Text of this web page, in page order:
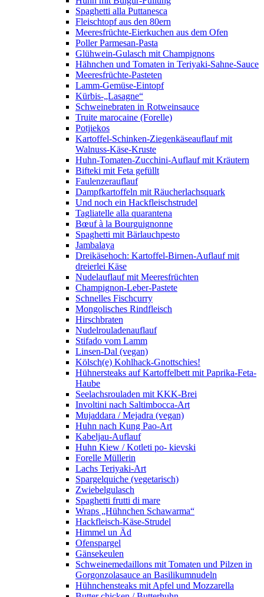
Spaghetti alla Puttanesca
Fleischtopf aus den 80ern
Meeresfrüchte-Eierkuchen aus dem Ofen
Poller Parmesan-Pasta
Glühwein-Gulasch mit Champignons
Hähnchen und Tomaten in Teriyaki-Sahne-Sauce
Meeresfrüchte-Pasteten
Lamm-Gemüse-Eintopf
Kürbis-„Lasagne“
Schweinebraten in Rotweinsauce
Truite marocaine (Forelle)
Potjiekos
Kartoffel-Schinken-Ziegenkäseauflauf mit
Walnuss-Käse-Kruste
Huhn-Tomaten-Zucchini-Auflauf mit Kräutern
Bifteki mit Feta gefüllt
Faulenzerauflauf
Dampfkartoffeln mit Räucherlachsquark
Und noch ein Hackfleischstrudel
Tagliatelle alla quarantena
Bœuf à la Bourguignonne
Spaghetti mit Bärlauchpesto
Jambalaya
Dreikäsehoch: Kartoffel-Birnen-Auflauf mit
dreierlei Käse
Nudelauflauf mit Meeresfrüchten
Champignon-Leber-Pastete
Schnelles Fischcurry
Mongolisches Rindfleisch
Hirschbraten
Nudelrouladenauflauf
Stifado vom Lamm
Linsen-Dal (vegan)
Kölsch(e) Kohlhack-Gnottschies!
Hühnersteaks auf Kartoffelbett mit Paprika-Feta-
Haube
Seelachsrouladen mit KKK-Brei
Involtini nach Saltimbocca-Art
Mujaddara / Mejadra (vegan)
Huhn nach Kung Pao-Art
Kabeljau-Auflauf
Huhn Kiew / Kotleti po- kievski
Forelle Müllerin
Lachs Teriyaki-Art
Spargelquiche (vegetarisch)
Zwiebelgulasch
Spaghetti frutti di mare
Wraps „Hühnchen Schawarma“
Hackfleisch-Käse-Strudel
Himmel un Äd
Ofenspargel
Gänsekeulen
Schweinemedaillons mit Tomaten und Pilzen in
Gorgonzolasauce an Basilikumnudeln
Hühnchensteaks mit Apfel und Mozzarella